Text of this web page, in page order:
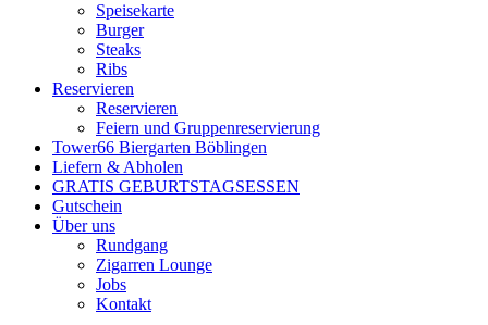
Speisekarte
Burger
Steaks
Ribs
Reservieren
Reservieren
Feiern und Gruppenreservierung
Tower66 Biergarten Böblingen
Liefern & Abholen
GRATIS GEBURTSTAGSESSEN
Gutschein
Über uns
Rundgang
Zigarren Lounge
Jobs
Kontakt